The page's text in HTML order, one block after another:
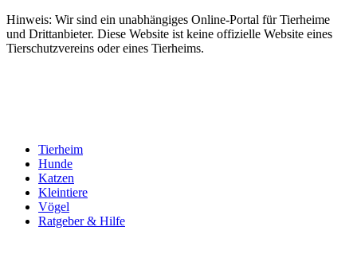
Hinweis: Wir sind ein unabhängiges Online-Portal für Tierheime
und Drittanbieter. Diese Website ist keine offizielle Website eines
Tierschutzvereins oder eines Tierheims.
Tierheim
Hunde
Katzen
Kleintiere
Vögel
Ratgeber & Hilfe